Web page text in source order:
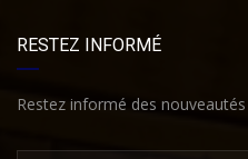
RESTEZ INFORMÉ
Restez informé des